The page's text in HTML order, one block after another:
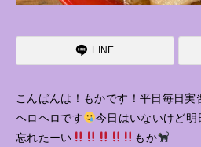
LINE
こんばんは！もかです！平日毎日
ヘロヘロです
今日はいないけど
忘れたーい
もか